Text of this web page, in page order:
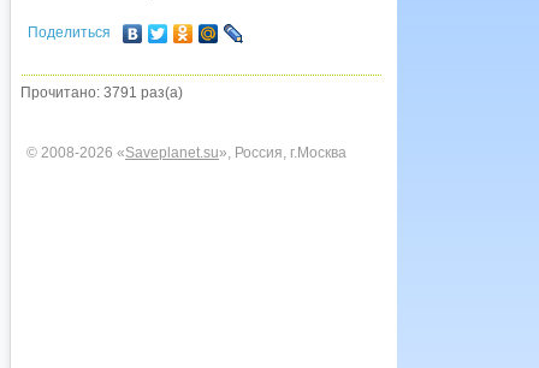
Поделиться
Прочитано: 3791 раз(а)
© 2008-2026 «Saveplanet.su», Россия, г.Москва